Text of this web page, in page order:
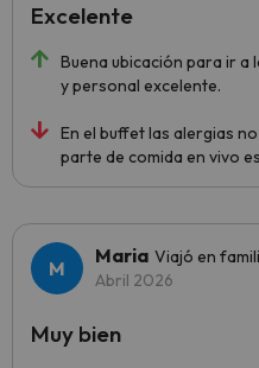
Buena ubicación para ir a
y personal excelente.
En el buffet las alergias
parte de comida en vivo
Excelente
Maria Viajó en
Abril 2026
Muy bien